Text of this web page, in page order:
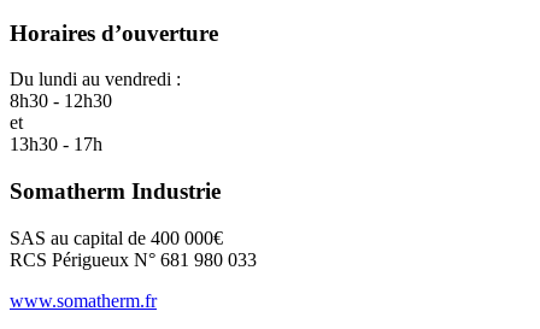
Horaires d’ouverture
Du lundi au vendredi :
8h30 - 12h30
et
13h30 - 17h
Somatherm Industrie
SAS au capital de 400 000€
RCS Périgueux N° 681 980 033
www.somatherm.fr